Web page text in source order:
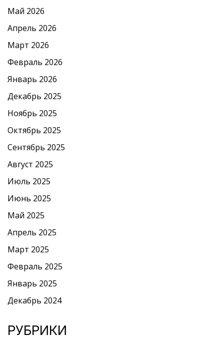
Май 2026
Апрель 2026
Март 2026
Февраль 2026
Январь 2026
Декабрь 2025
Ноябрь 2025
Октябрь 2025
Сентябрь 2025
Август 2025
Июль 2025
Июнь 2025
Май 2025
Апрель 2025
Март 2025
Февраль 2025
Январь 2025
Декабрь 2024
РУБРИКИ